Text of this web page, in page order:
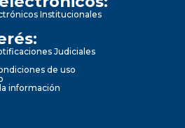
Institucionales
Judiciales
de uso
información